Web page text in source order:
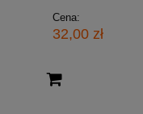
Cena:
32,00 zł